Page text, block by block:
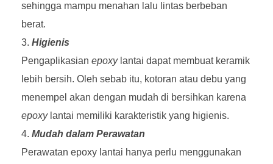
sehingga mampu menahan lalu lintas berbeban
berat.
Higienis
Pengaplikasian epoxylantai dapat membuat keramik
lebih bersih. Oleh sebab itu, kotoran atau debu yang
menempel akan dengan mudah di bersihkan karena
epoxylantai memiliki karakteristik yang higienis.
Mudah dalam Perawatan
Perawatan epoxy lantai hanya perlu menggunakan